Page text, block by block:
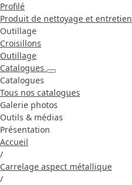
Profilé
Produit de nettoyage et entretien
Outillage
Croisillons
Outillage
Catalogues
Catalogues
Tous nos catalogues
Galerie photos
Outils & médias
Présentation
Accueil
/
Carrelage aspect métallique
/